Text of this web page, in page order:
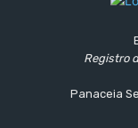
Registro
Panaceia